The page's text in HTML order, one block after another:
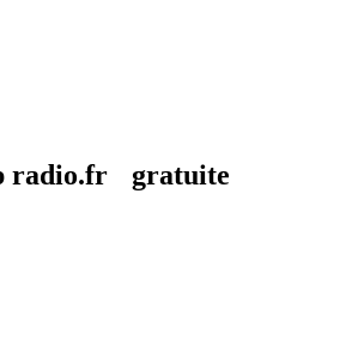
radio.fr gratuite